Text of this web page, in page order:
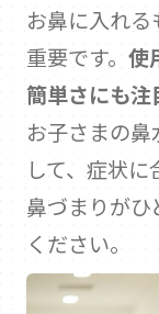
お鼻に入れ
重要です。 使
簡単さにも注
お子さまの
して、症状に
鼻づまりがひ
ください。